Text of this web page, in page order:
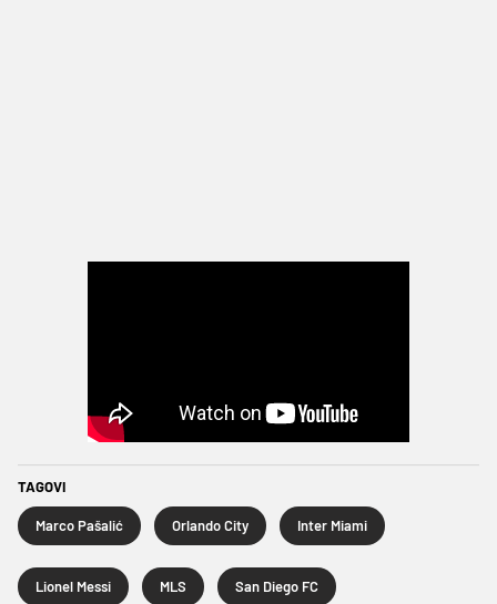
TAGOVI
Marco Pašalić Orlando City Inter Miami
Lionel Messi MLS San Diego FC